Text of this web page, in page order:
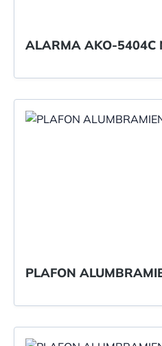
ALARMA AKO-5404C
PLAFON